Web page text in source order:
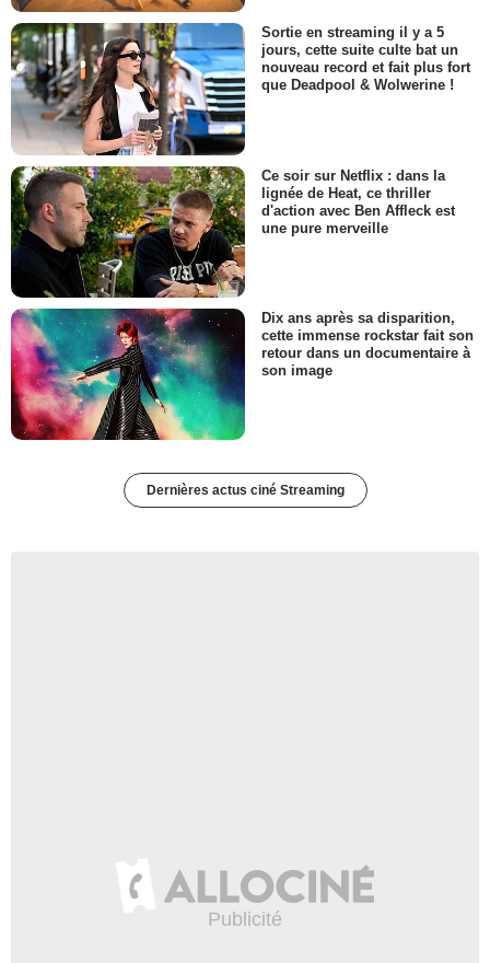
Sortie en streaming il y a 5
jours, cette suite culte bat un
nouveau record et fait plus fort
que Deadpool & Wolwerine !
Ce soir sur Netflix : dans la
lignée de Heat, ce thriller
d'action avec Ben Affleck est
une pure merveille
Dix ans après sa disparition,
cette immense rockstar fait son
retour dans un documentaire à
son image
Dernières actus ciné Streaming